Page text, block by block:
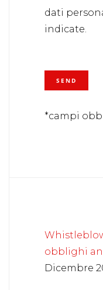
dati
indicate.
*campi
obblighi
Dicembre